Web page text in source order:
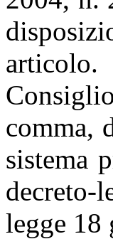
articolo.
comma,
sistema
legge 18